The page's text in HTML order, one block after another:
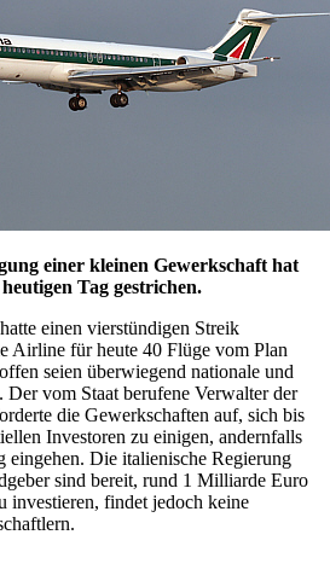
einer kleinen Gewerkschaft hat
Tag gestrichen.
einen vierstündigen Streik
Airline für heute 40 Flüge vom Plan
seien überwiegend nationale und
Der vom Staat berufene Verwalter der
die Gewerkschaften auf, sich bis
Investoren zu einigen, andernfalls
Die italienische Regierung
sind bereit, rund 1 Milliarde Euro
investieren, findet jedoch keine